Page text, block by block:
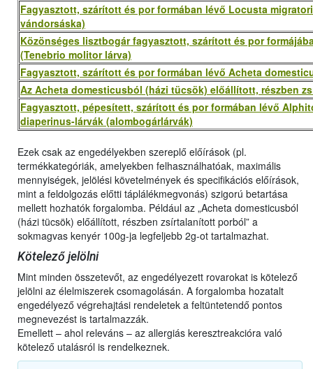
Fagyasztott, szárított és por formában lévő Locusta
vándorsáska)
Közönséges lisztbogár fagyasztott, szárított és por
(Tenebrio molitor lárva)
Fagyasztott, szárított és por formában lévő Acheta
Az Acheta domesticusból (házi tücsök) előállított, részben
Fagyasztott, pépesített, szárított és por formában lévő
diaperinus-lárvák (alombogárlárvák)
Ezek csak az engedélyekben szereplő előírások (pl.
termékkategóriák, amelyekben felhasználhatóak, maximális
mennyiségek, jelölési követelmények és specifikációs előírások,
mint a feldolgozás előtti táplálékmegvonás) szigorú betartása
mellett hozhatók forgalomba. Például az „Acheta domesticusból
(házi tücsök) előállított, részben zsírtalanított porból” a
sokmagvas kenyér 100g-ja legfeljebb 2g-ot tartalmazhat.
Kötelező jelölni
Mint minden összetevőt, az engedélyezett rovarokat is kötelező
jelölni az élelmiszerek csomagolásán. A forgalomba hozatalt
engedélyező végrehajtási rendeletek a feltüntetendő pontos
megnevezést is tartalmazzák.
Emellett – ahol releváns – az allergiás keresztreakcióra való
kötelező utalásról is rendelkeznek.